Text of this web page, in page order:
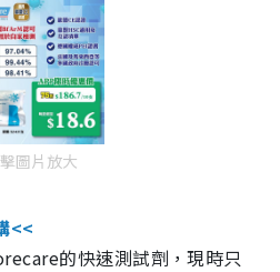
圖片放大
<<
的快速測試劑，現時只